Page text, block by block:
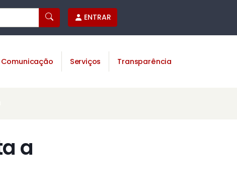
ENTRAR
Comunicação Serviços Transparência
a